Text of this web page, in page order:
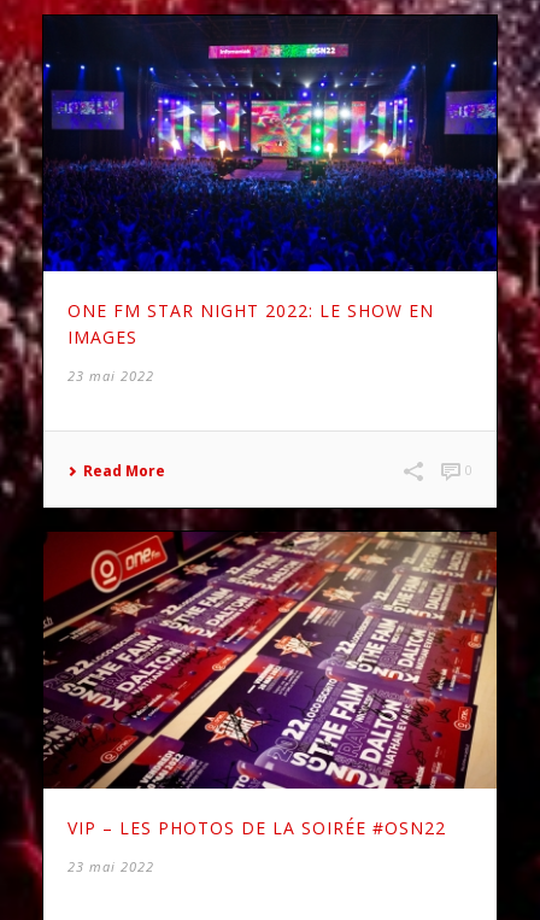
ONE FM STAR NIGHT 2022: LE SHOW EN
IMAGES
23 mai 2022
Read More 0
VIP – LES PHOTOS DE LA SOIRÉE #OSN22
23 mai 2022